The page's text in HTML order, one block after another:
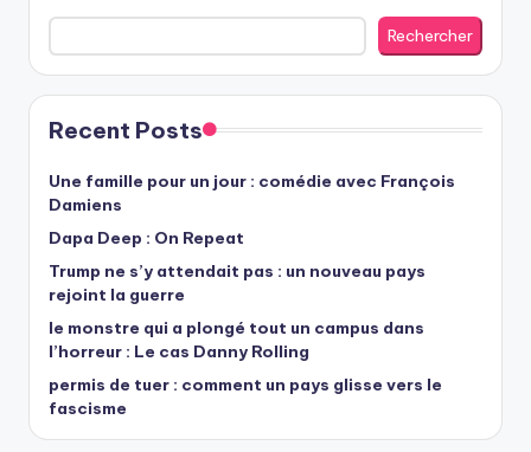
Rechercher
Recent Posts
Une famille pour un jour : comédie avec François
Damiens
Dapa Deep : On Repeat
Trump ne s’y attendait pas : un nouveau pays
rejoint la guerre
le monstre qui a plongé tout un campus dans
l’horreur : Le cas Danny Rolling
permis de tuer : comment un pays glisse vers le
fascisme